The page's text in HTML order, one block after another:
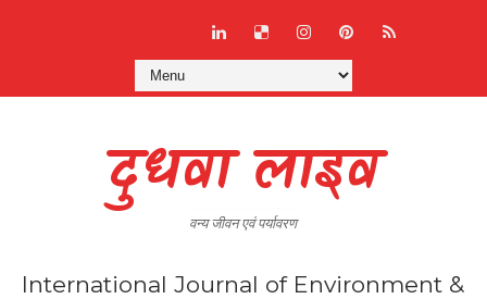
दुधवा लाइव
वन्य जीवन एवं पर्यावरण
International Journal of Environment &